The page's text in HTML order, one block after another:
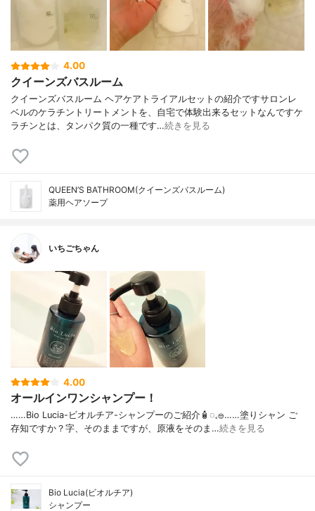
4.00
クイーンズバスルーム
クイーンズバスルーム ヘアケアトライアルセットの紹介ですサロンレ
ベルのケラチントリートメントを、自宅で体験出来るセットなんですケ
ラチンとは、タンパク質の一種です…続きを見る
QUEEN’S BATHROOM(クイーンズバスルーム)
薬用ヘアソープ
いちごちゃん
4.00
オールインワンシャンプー！
……⁡Bio Lucia⁡⁡-ビオルチア-⁡⁡シャンプー⁡⁡のご紹介🧴‎◌𓈒𓐍⁡……⁡⁡⁡⁡塗りシャン ご
存知ですか？⁡⁡⁡⁡字、そのままですが、⁡原液をそのま…続きを見る
Bio Lucia(ビオルチア)
シャンプー